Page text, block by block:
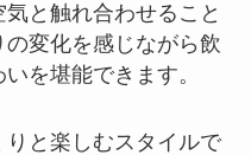
と触れ合わせること
変化を感じながら飲
を堪能できます。
と楽しむスタイルで